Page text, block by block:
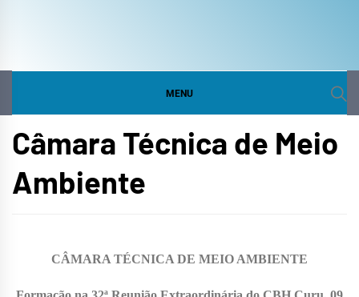
HIDROGRÁFICA DO
CURU
MENU
Câmara Técnica de Meio
Ambiente
CÂMARA TÉCNICA DE MEIO AMBIENTE